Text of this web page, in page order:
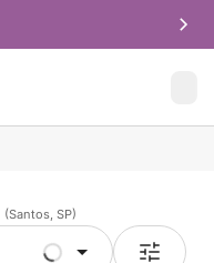
(Santos, SP)